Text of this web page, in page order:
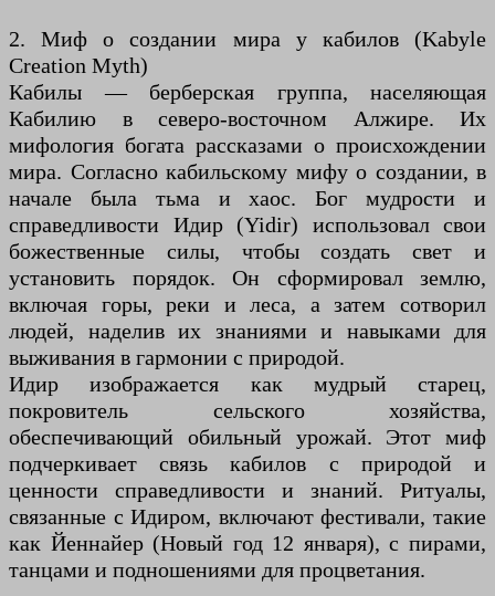
2. Миф о создании мира у кабилов (Kabyle
Creation Myth)
Кабилы — берберская группа, населяющая
Кабилию в северо-восточном Алжире. Их
мифология богата рассказами о происхождении
мира. Согласно кабильскому мифу о создании, в
начале была тьма и хаос. Бог мудрости и
справедливости Идир (Yidir) использовал свои
божественные силы, чтобы создать свет и
установить порядок. Он сформировал землю,
включая горы, реки и леса, а затем сотворил
людей, наделив их знаниями и навыками для
выживания в гармонии с природой.
Идир изображается как мудрый старец,
покровитель сельского хозяйства,
обеспечивающий обильный урожай. Этот миф
подчеркивает связь кабилов с природой и
ценности справедливости и знаний. Ритуалы,
связанные с Идиром, включают фестивали, такие
как Йеннайер (Новый год 12 января), с пирами,
танцами и подношениями для процветания.